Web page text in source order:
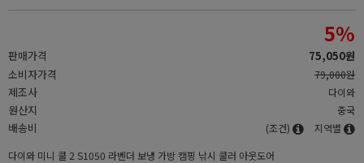
판매가격
5%
75,050원
소비자가격
79,000원
제조사 다이와
원산지 중국
배송비 (조건)
지역별
다이와 미니 쿨 2 S1050 라벤더 보냉 가방 캠핑 낚시 쿨러 아웃도어